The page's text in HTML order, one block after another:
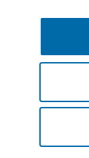
Publica